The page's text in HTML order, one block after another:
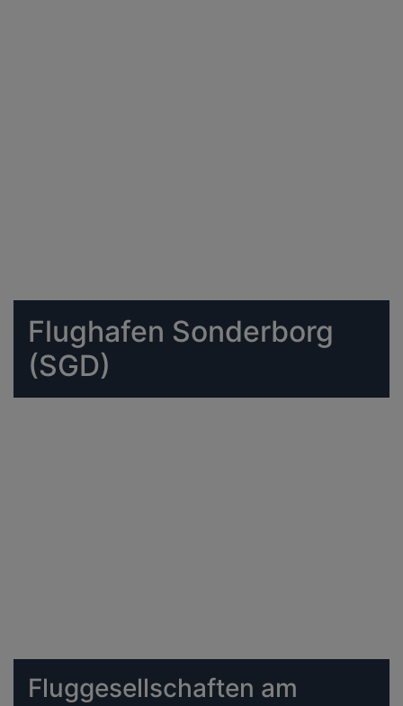
Flughafen Sonderborg
(SGD)
Fluggesellschaften am